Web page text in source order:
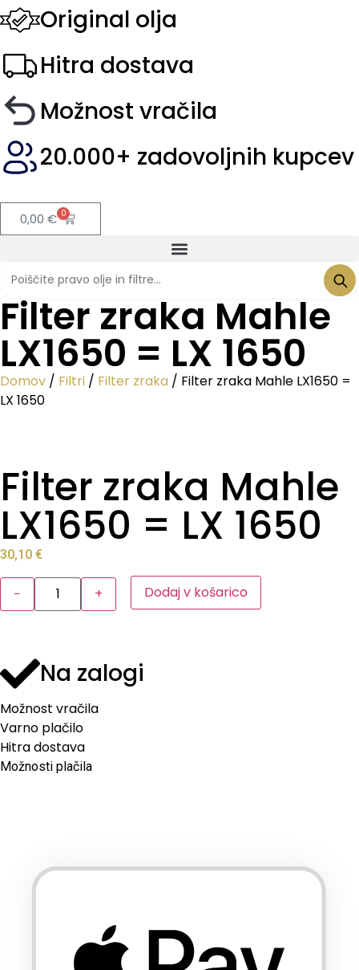
Original olja
Hitra dostava
Možnost vračila
20.000+ zadovoljnih kupcev
0,00 € 0
Filter zraka Mahle
LX1650 = LX 1650
Domov / Filtri / Filter zraka / Filter zraka Mahle LX1650 =
LX 1650
Filter zraka Mahle
LX1650 = LX 1650
30,10 €
− + Dodaj v košarico
Na zalogi
Možnost vračila
Varno plačilo
Hitra dostava
Možnosti plačila